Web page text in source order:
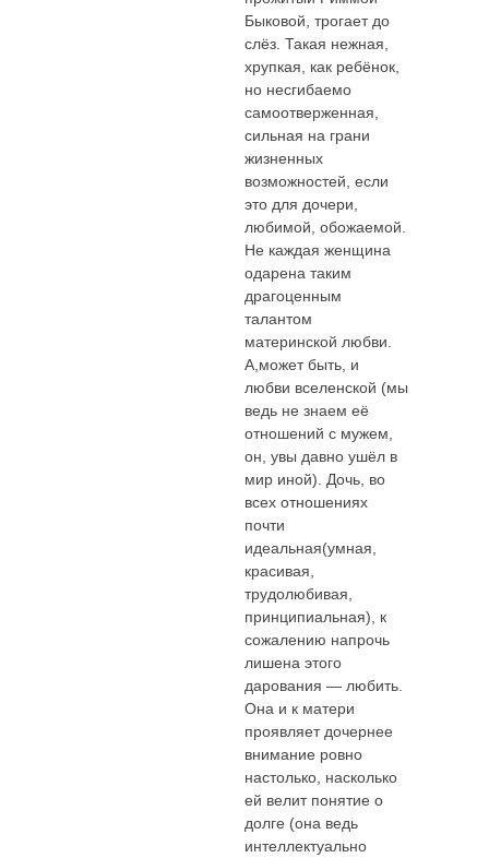
Быковой, трогает до
слёз. Такая нежная,
хрупкая, как ребёнок,
но несгибаемо
самоотверженная,
сильная на грани
жизненных
возможностей, если
это для дочери,
любимой, обожаемой.
Не каждая женщина
одарена таким
драгоценным
талантом
материнской любви.
А,может быть, и
любви вселенской (мы
ведь не знаем её
отношений с мужем,
он, увы давно ушёл в
мир иной). Дочь, во
всех отношениях
почти
идеальная(умная,
красивая,
трудолюбивая,
принципиальная), к
сожалению напрочь
лишена этого
дарования — любить.
Она и к матери
проявляет дочернее
внимание ровно
настолько, насколько
ей велит понятие о
долге (она ведь
интеллектуально